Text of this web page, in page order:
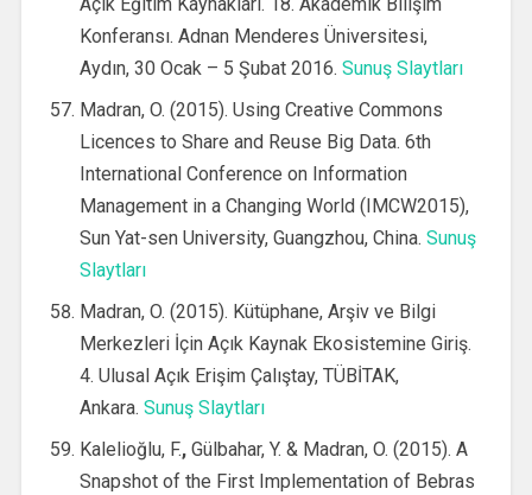
Konferansı. Adnan Menderes Üniversitesi,
Aydın, 30 Ocak – 5 Şubat 2016. Sunuş Slaytları
Madran, O. (2015). Using Creative Commons
Licences to Share and Reuse Big Data. 6th
International Conference on Information
Management in a Changing World (IMCW2015),
Sun Yat-sen University, Guangzhou, China. Sunuş
Slaytları
Madran, O. (2015). Kütüphane, Arşiv ve Bilgi
Merkezleri İçin Açık Kaynak Ekosistemine Giriş.
4. Ulusal Açık Erişim Çalıştay, TÜBİTAK,
Ankara. Sunuş Slaytları
Kalelioğlu, F., Gülbahar, Y. & Madran, O. (2015). A
Snapshot of the First Implementation of Bebras